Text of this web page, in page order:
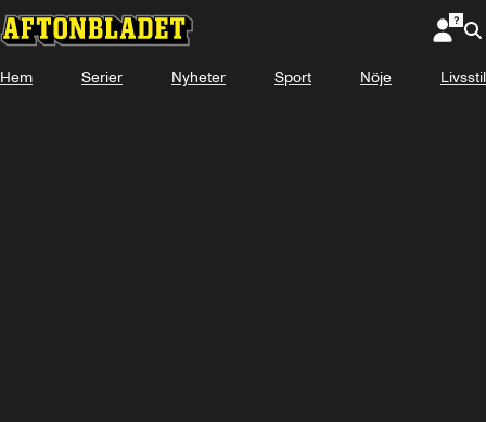
Hem Serier Nyheter Sport Nöje Livsstil